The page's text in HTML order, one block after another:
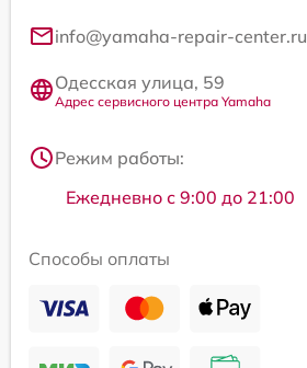
info@yamaha-repair-center.ru
Одесская улица, 59
Адрес сервисного центра Yamaha
Режим работы:
Ежедневно с 9:00 до 21:00
Способы оплаты